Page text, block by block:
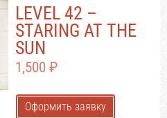
LEVEL 42 –
STARING AT THE
SUN
1,500 ₽
Оформить заявку